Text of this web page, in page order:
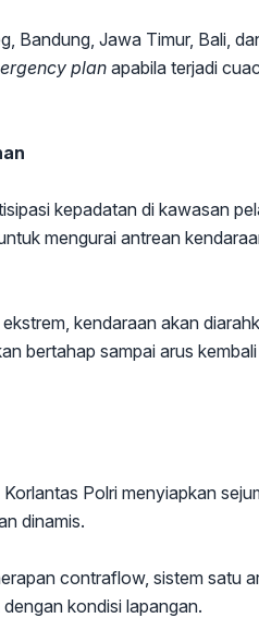
Bandung, Jawa Timur, Bali,
planapabila terjadi
kepadatan di kawasan
mengurai antrean
kendaraan akan
bertahap sampai arus kembali
Polri menyiapkan
dinamis.
contraflow, sistem satu
kondisi lapangan.